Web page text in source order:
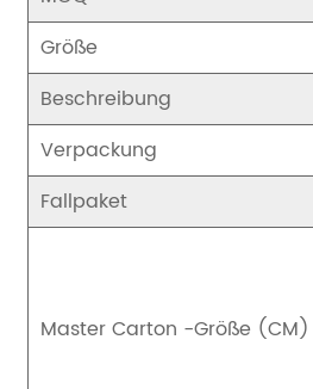
Größe
Beschreibung
Verpackung
Fallpaket
Master Carton -Größe (CM)